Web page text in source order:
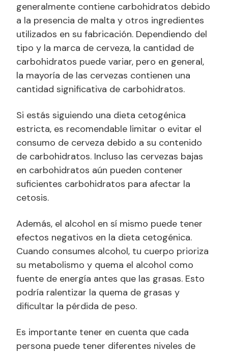
generalmente contiene carbohidratos debido
a la presencia de malta y otros ingredientes
utilizados en su fabricación. Dependiendo del
tipo y la marca de cerveza, la cantidad de
carbohidratos puede variar, pero en general,
la mayoría de las cervezas contienen una
cantidad significativa de carbohidratos.
Si estás siguiendo una dieta cetogénica
estricta, es recomendable limitar o evitar el
consumo de cerveza debido a su contenido
de carbohidratos. Incluso las cervezas bajas
en carbohidratos aún pueden contener
suficientes carbohidratos para afectar la
cetosis.
Además, el alcohol en sí mismo puede tener
efectos negativos en la dieta cetogénica.
Cuando consumes alcohol, tu cuerpo prioriza
su metabolismo y quema el alcohol como
fuente de energía antes que las grasas. Esto
podría ralentizar la quema de grasas y
dificultar la pérdida de peso.
Es importante tener en cuenta que cada
persona puede tener diferentes niveles de